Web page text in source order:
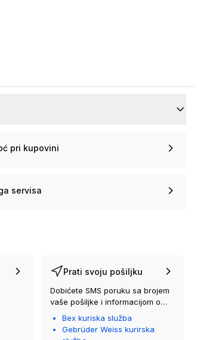
pri kupovini
servisa
Prati svoju pošiljku
Dobićete SMS poruku sa brojem
vaše pošiljke i informacijom o
kurirskoj službi koja će vam je
Bex kuriska služba
Gebrüder Weiss kurirska